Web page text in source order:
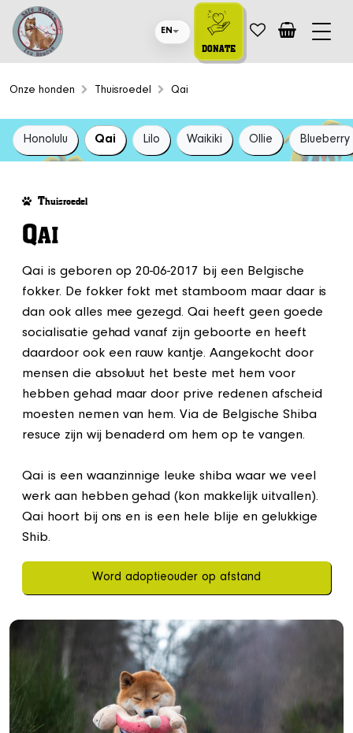
EN
DONATE
Onze honden Thuisroedel Qai
Honolulu Qai Lilo Waikiki Ollie Blueberry
Thuisroedel
QAI
Qai is geboren op 20-06-2017 bij een Belgische
fokker. De fokker fokt met stamboom maar daar is
dan ook alles mee gezegd. Qai heeft geen goede
socialisatie gehad vanaf zijn geboorte en heeft
daardoor ook een rauw kantje. Aangekocht door
mensen die absoluut het beste met hem voor
hebben gehad maar door prive redenen afscheid
moesten nemen van hem. Via de Belgische Shiba
resuce zijn wij benaderd om hem op te vangen.
Qai is een waanzinnige leuke shiba waar we veel
werk aan hebben gehad (kon makkelijk uitvallen).
Qai hoort bij ons en is een hele blije en gelukkige
Shib.
Word adoptieouder op afstand